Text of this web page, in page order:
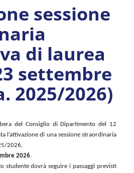
sessione
di laurea
settembre
2025/2026)
del Consiglio di Dipartimento del 12
l’attivazione di una sessione straordinaria
2026,
2026.
studente dovrà seguire i passaggi previsti